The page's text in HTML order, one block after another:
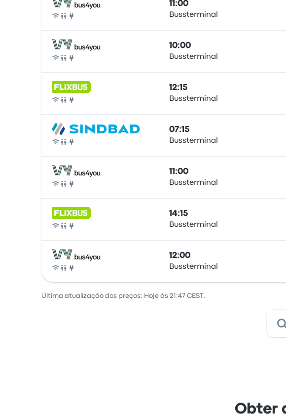
Autocarro
11:00
Bussterminal
Autocarro
10:00
Bussterminal
Autocarro
12:15
Bussterminal
Autocarro
07:15
Bussterminal
Autocarro
11:00
Bussterminal
Autocarro
14:15
Bussterminal
Autocarro
12:00
Bussterminal
Última atualização dos preços: Hoje às 21:47 CEST.
Obter